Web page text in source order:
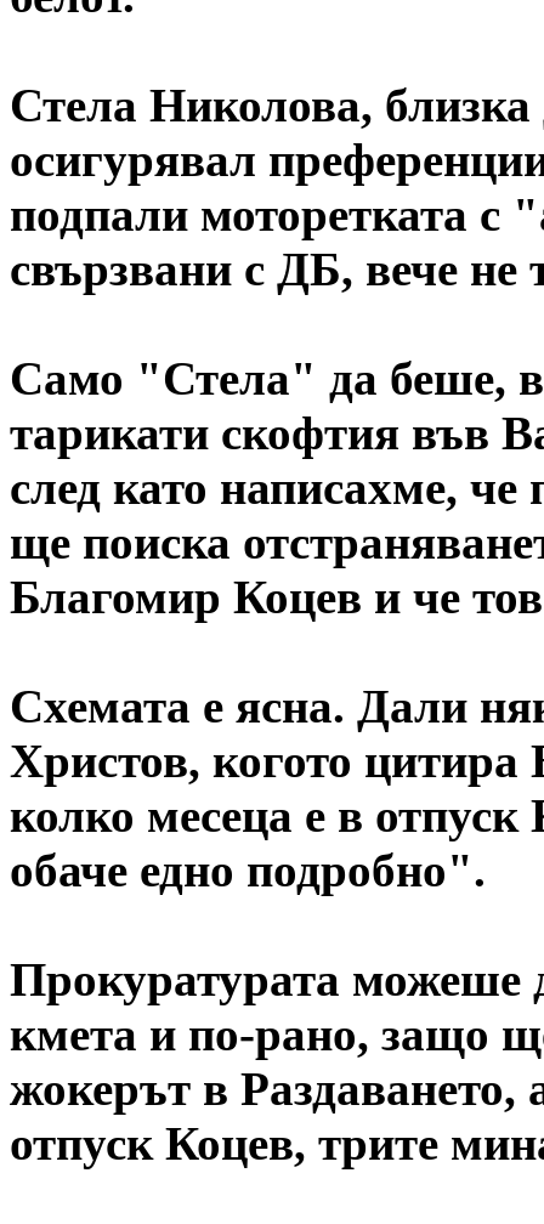
Стела Николова,
осигурявал
подпали моторетката с
свързвани с ДБ, вече не
Само "Стела" да беше,
тарикати скофтия във
след като написахме,
ще поиска
Благомир Коцев и че
Схемата е ясна. Дали
Христов, когото
колко месеца е в
обаче едно подробно".
Прокуратурата можеше
кмета и по-рано, защо
жокерът в Раздаването,
отпуск Коцев, трите